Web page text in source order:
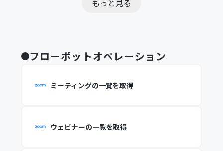
もっと見る
フローボットオペレーション
ミーティングの一覧を取得
ウェビナーの一覧を取得